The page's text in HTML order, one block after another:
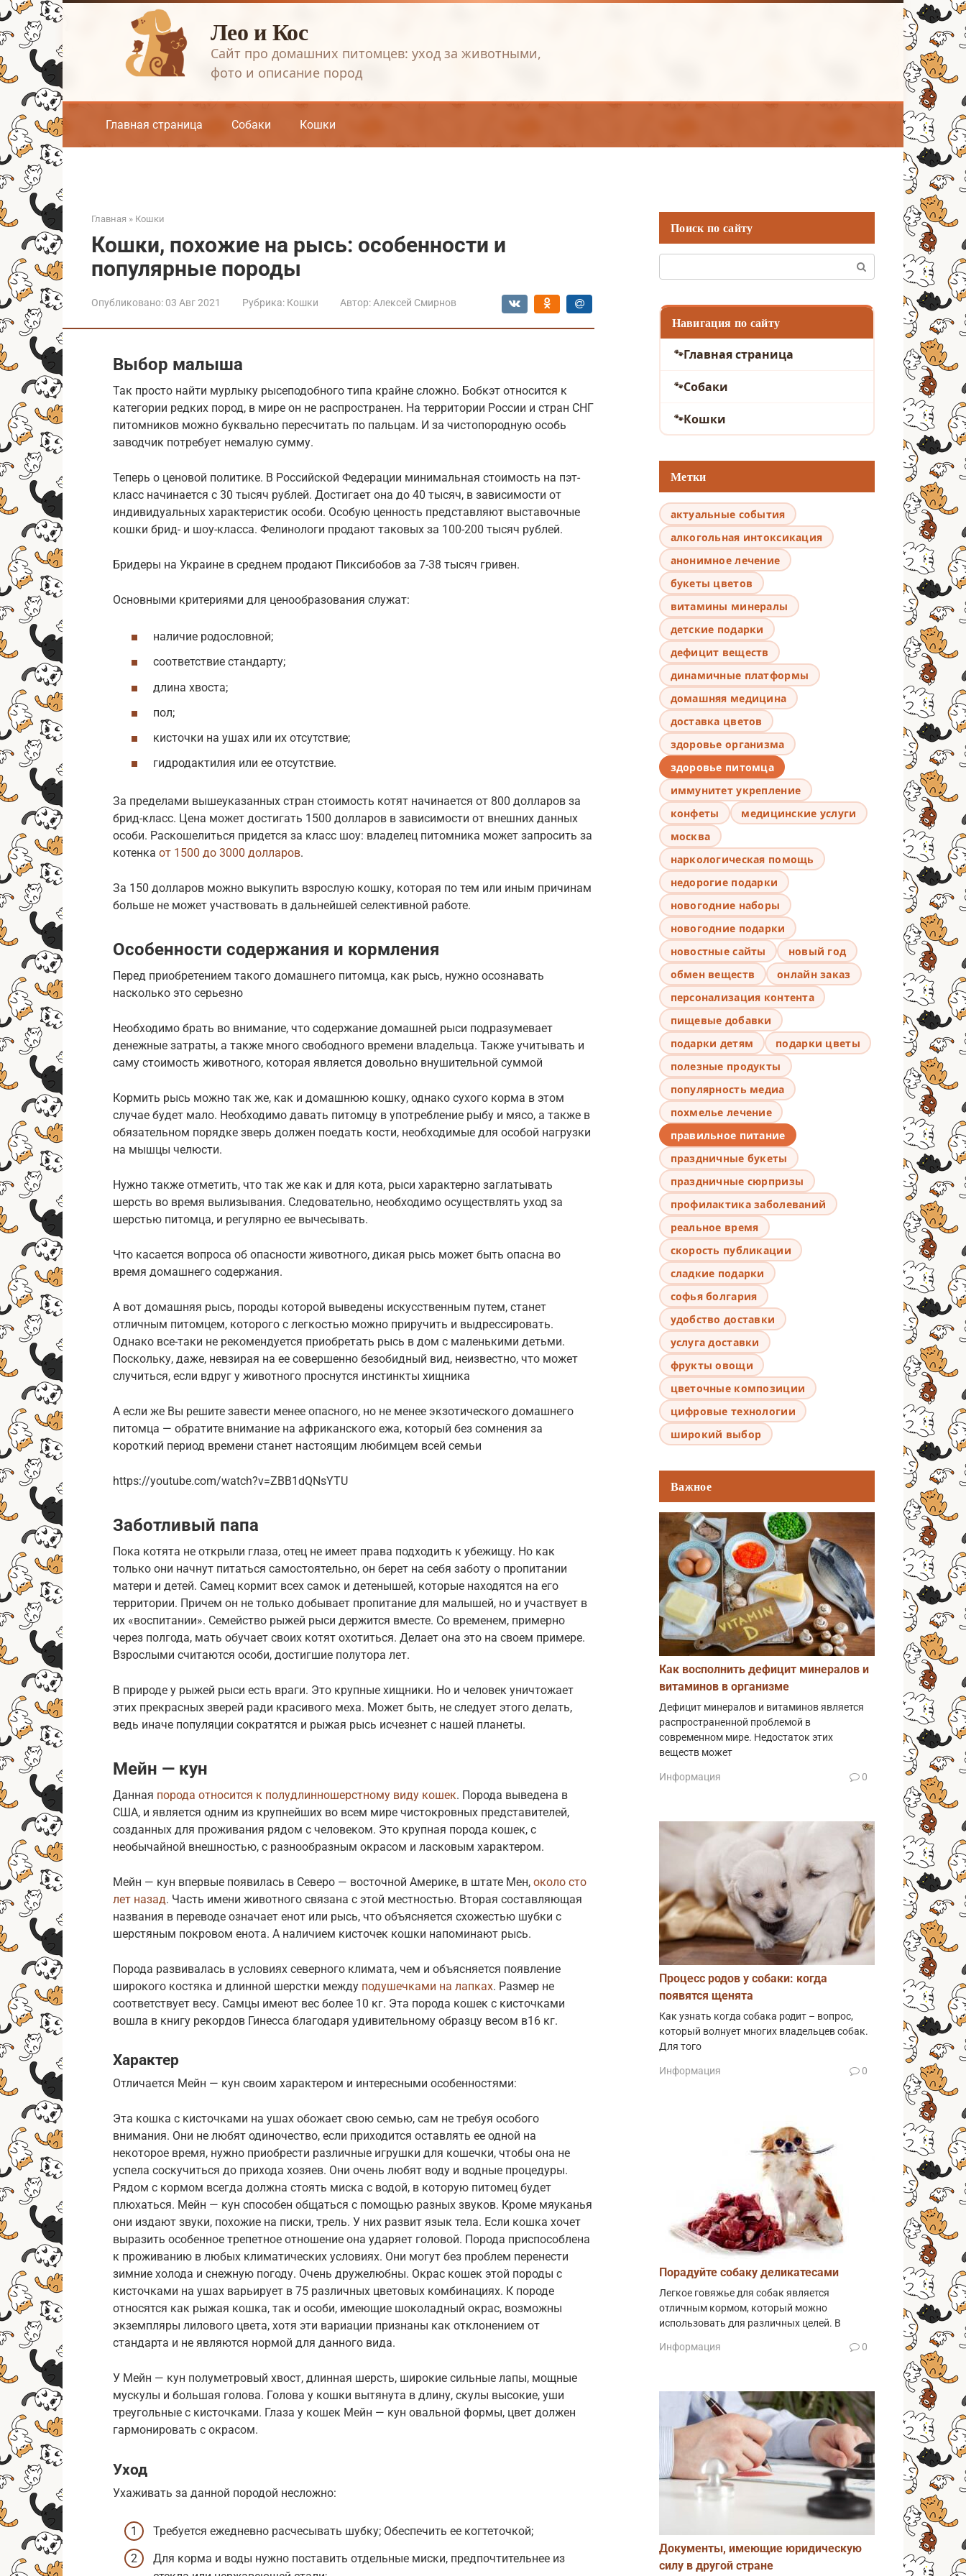
Перейти
к
контенту
Лео и Кос
Сайт про домашних питомцев: уход за животными,
фото и описание пород
Главная страница Собаки Кошки
Главная » Кошки
Кошки, похожие на рысь: особенности и
популярные породы
Опубликовано: 03 Авг 2021 Рубрика: Кошки Автор: Алексей Смирнов
Выбор малыша
Так просто найти мурлыку рысеподобного типа крайне сложно. Бобкэт относится к
категории редких пород, в мире он не распространен. На территории России и стран СНГ
питомников можно буквально пересчитать по пальцам. И за чистопородную особь
заводчик потребует немалую сумму.
Теперь о ценовой политике. В Российской Федерации минимальная стоимость на пэт-
класс начинается с 30 тысяч рублей. Достигает она до 40 тысяч, в зависимости от
индивидуальных характеристик особи. Особую ценность представляют выставочные
кошки брид- и шоу-класса. Фелинологи продают таковых за 100-200 тысяч рублей.
Бридеры на Украине в среднем продают Пиксибобов за 7-38 тысяч гривен.
Основными критериями для ценообразования служат:
наличие родословной;
соответствие стандарту;
длина хвоста;
пол;
кисточки на ушах или их отсутствие;
гидродактилия или ее отсутствие.
За пределами вышеуказанных стран стоимость котят начинается от 800 долларов за
брид-класс. Цена может достигать 1500 долларов в зависимости от внешних данных
особи. Раскошелиться придется за класс шоу: владелец питомника может запросить за
котенка от 1500 до 3000 долларов.
За 150 долларов можно выкупить взрослую кошку, которая по тем или иным причинам
больше не может участвовать в дальнейшей селективной работе.
Особенности содержания и кормления
Перед приобретением такого домашнего питомца, как рысь, нужно осознавать
насколько это серьезно
Необходимо брать во внимание, что содержание домашней рыси подразумевает
денежные затраты, а также много свободного времени владельца. Также учитывать и
саму стоимость животного, которая является довольно внушительной суммой
Кормить рысь можно так же, как и домашнюю кошку, однако сухого корма в этом
случае будет мало. Необходимо давать питомцу в употребление рыбу и мясо, а также в
обязательном порядке зверь должен поедать кости, необходимые для особой нагрузки
на мышцы челюсти.
Нужно также отметить, что так же как и для кота, рыси характерно заглатывать
шерсть во время вылизывания. Следовательно, необходимо осуществлять уход за
шерстью питомца, и регулярно ее вычесывать.
Что касается вопроса об опасности животного, дикая рысь может быть опасна во
время домашнего содержания.
А вот домашняя рысь, породы которой выведены искусственным путем, станет
отличным питомцем, которого с легкостью можно приручить и выдрессировать.
Однако все-таки не рекомендуется приобретать рысь в дом с маленькими детьми.
Поскольку, даже, невзирая на ее совершенно безобидный вид, неизвестно, что может
случиться, если вдруг у животного проснутся инстинкты хищника
А если же Вы решите завести менее опасного, но не менее экзотического домашнего
питомца — обратите внимание на африканского ежа, который без сомнения за
короткий период времени станет настоящим любимцем всей семьи
https://youtube.com/watch?v=ZBB1dQNsYTU
Заботливый папа
Пока котята не открыли глаза, отец не имеет права подходить к убежищу. Но как
только они начнут питаться самостоятельно, он берет на себя заботу о пропитании
матери и детей. Самец кормит всех самок и детенышей, которые находятся на его
территории. Причем он не только добывает пропитание для малышей, но и участвует в
их «воспитании». Семейство рыжей рыси держится вместе. Со временем, примерно
через полгода, мать обучает своих котят охотиться. Делает она это на своем примере.
Взрослыми считаются особи, достигшие полутора лет.
В природе у рыжей рыси есть враги. Это крупные хищники. Но и человек уничтожает
этих прекрасных зверей ради красивого меха. Может быть, не следует этого делать,
ведь иначе популяции сократятся и рыжая рысь исчезнет с нашей планеты.
Мейн — кун
Данная порода относится к полудлинношерстному виду кошек. Порода выведена в
США, и является одним из крупнейших во всем мире чистокровных представителей,
созданных для проживания рядом с человеком. Это крупная порода кошек, с
необычайной внешностью, с разнообразным окрасом и ласковым характером.
Мейн — кун впервые появилась в Северо — восточной Америке, в штате Мен, около сто
лет назад. Часть имени животного связана с этой местностью. Вторая составляющая
названия в переводе означает енот или рысь, что объясняется схожестью шубки с
шерстяным покровом енота. А наличием кисточек кошки напоминают рысь.
Порода развивалась в условиях северного климата, чем и объясняется появление
широкого костяка и длинной шерстки между подушечками на лапках. Размер не
соответствует весу. Самцы имеют вес более 10 кг. Эта порода кошек с кисточками
вошла в книгу рекордов Гинесса благодаря удивительному образцу весом в16 кг.
Характер
Отличается Мейн — кун своим характером и интересными особенностями:
Эта кошка с кисточками на ушах обожает свою семью, сам не требуя особого
внимания. Они не любят одиночество, если приходится оставлять ее одной на
некоторое время, нужно приобрести различные игрушки для кошечки, чтобы она не
успела соскучиться до прихода хозяев. Они очень любят воду и водные процедуры.
Рядом с кормом всегда должна стоять миска с водой, в которую питомец будет
плюхаться. Мейн — кун способен общаться с помощью разных звуков. Кроме мяуканья
они издают звуки, похожие на писки, трель. У них развит язык тела. Если кошка хочет
выразить особенное трепетное отношение она ударяет головой. Порода приспособлена
к проживанию в любых климатических условиях. Они могут без проблем перенести
зимние холода и снежную погоду. Очень дружелюбны. Окрас кошек этой породы с
кисточками на ушах варьирует в 75 различных цветовых комбинациях. К породе
относятся как рыжая кошка, так и особи, имеющие шоколадный окрас, возможны
экземпляры лилового цвета, хотя эти вариации признаны как отклонением от
стандарта и не являются нормой для данного вида.
У Мейн — кун полуметровый хвост, длинная шерсть, широкие сильные лапы, мощные
мускулы и большая голова. Голова у кошки вытянута в длину, скулы высокие, уши
треугольные с кисточками. Глаза у кошек Мейн — кун овальной формы, цвет должен
гармонировать с окрасом.
Уход
Ухаживать за данной породой несложно:
Требуется ежедневно расчесывать шубку; Обеспечить ее когтеточкой;
Для корма и воды нужно поставить отдельные миски, предпочтительнее из
Поиск по сайту
Навигация по сайту
Главная страница
Собаки
Кошки
Метки
актуальные события
алкогольная интоксикация
анонимное лечение
букеты цветов
витамины минералы
детские подарки
дефицит веществ
динамичные платформы
домашняя медицина
доставка цветов
здоровье организма
здоровье питомца
иммунитет укрепление
конфеты
медицинские услуги
москва
наркологическая помощь
недорогие подарки
новогодние наборы
новогодние подарки
новостные сайты
новый год
обмен веществ
онлайн заказ
персонализация контента
пищевые добавки
подарки детям
подарки цветы
полезные продукты
популярность медиа
похмелье лечение
правильное питание
праздничные букеты
праздничные сюрпризы
профилактика заболеваний
реальное время
скорость публикации
сладкие подарки
софья болгария
удобство доставки
услуга доставки
фрукты овощи
цветочные композиции
цифровые технологии
широкий выбор
Важное
Как восполнить дефицит минералов и
витаминов в организме
Дефицит минералов и витаминов является
распространенной проблемой в
современном мире. Недостаток этих
веществ может
Информация 0
Процесс родов у собаки: когда
появятся щенята
Как узнать когда собака родит – вопрос,
который волнует многих владельцев собак.
Для того
Информация 0
Порадуйте собаку деликатесами
Легкое говяжье для собак является
отличным кормом, который можно
использовать для различных целей. В
Информация 0
Документы, имеющие юридическую
силу в другой стране